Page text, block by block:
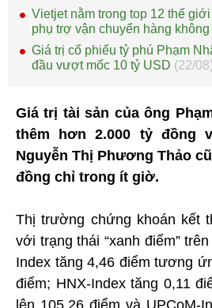
Vietjet nằm trong top 12 thế
phụ trợ vận chuyển hàng không
Giá trị cổ phiếu tỷ phú Phạm
đầu vượt mốc 10 tỷ USD (22/08)
Giá trị tài sản của ông
thêm hơn 2.000 tỷ đồng
Nguyễn Thị Phương Thảo
đồng chỉ trong ít giờ.
Thị trường chứng khoán kết
với trạng thái “xanh điểm”
Index tăng 4,46 điểm tương
điểm; HNX-Index tăng 0,11
lên 105,26 điểm và UPCoM-